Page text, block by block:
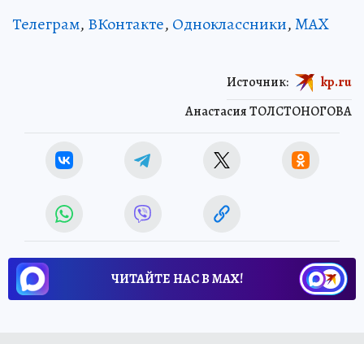
Телеграм, ВКонтакте, Одноклассники,MAX
Анастасия ТОЛСТОНОГОВА
Источник: kp.ru
ЧИТАЙТЕ НАС В МАХ!